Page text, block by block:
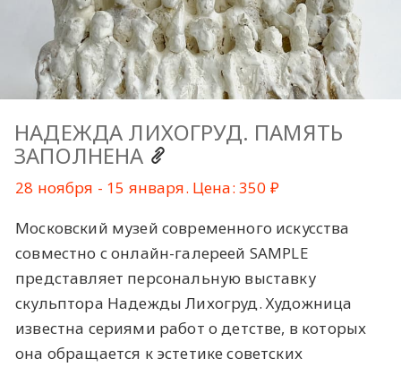
НАДЕЖДА ЛИХОГРУД. ПАМЯТЬ
ЗАПОЛНЕНА
28 ноября - 15 января. Цена: 350 ₽
Московский музей современного искусства
совместно с онлайн-галереей SAMPLE
представляет персональную выставку
скульптора Надежды Лихогруд. Художница
известна сериями работ о детстве, в которых
она обращается к эстетике советских